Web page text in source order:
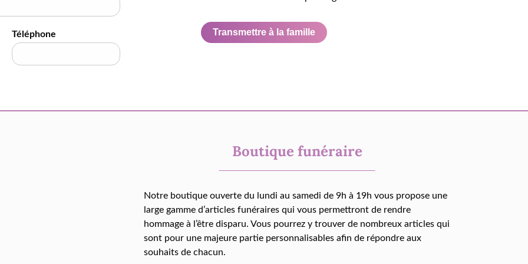
Téléphone Transmettre à la famille
Boutique funéraire
Notre boutique ouverte du lundi au samedi de 9h à 19h vous propose une
large gamme d’articles funéraires qui vous permettront de rendre
hommage à l’être disparu. Vous pourrez y trouver de nombreux articles qui
sont pour une majeure partie personnalisables afin de répondre aux
souhaits de chacun.